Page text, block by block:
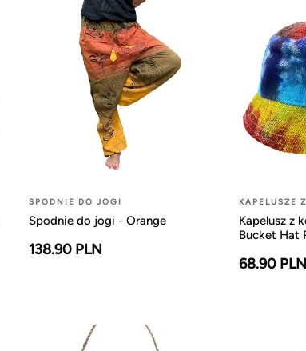
SPODNIE DO JOGI
Spodnie do jogi - Orange
138.90 PLN
KAPELUSZE
Kapelusz z
Bucket Hat
68.90 PLN